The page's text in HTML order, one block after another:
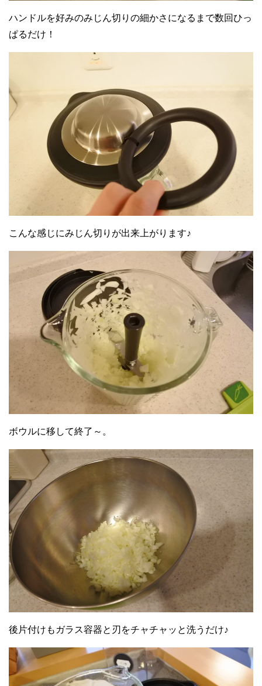
ハンドルを好みのみじん切りの細かさになるまで数回ひっ
ぱるだけ！
こんな感じにみじん切りが出来上がります♪
ボウルに移して終了～。
後片付けもガラス容器と刃をチャチャッと洗うだけ♪